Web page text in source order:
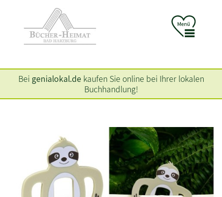
Bei genialokal.de kaufen Sie online bei Ihrer lokalen
Buchhandlung!